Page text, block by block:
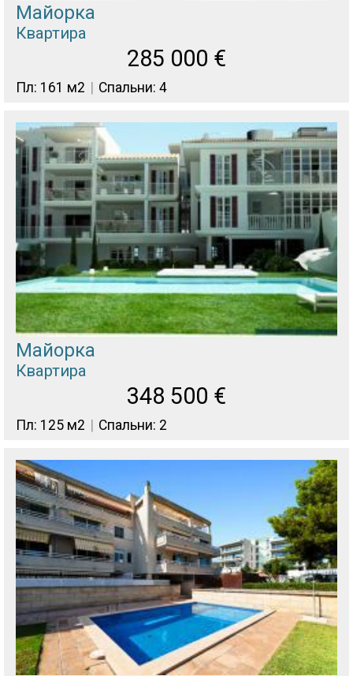
Майорка
Квартира
285 000 €
Пл: 161 м2 Спальни: 4
Майорка
Квартира
348 500 €
Пл: 125 м2 Спальни: 2